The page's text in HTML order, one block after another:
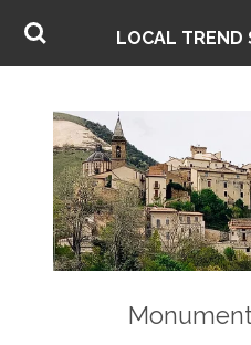
Vai
principale
LOCAL TREND